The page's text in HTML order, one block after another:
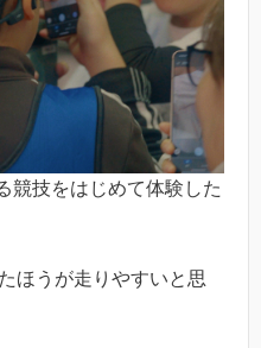
競技をはじめて体験した
ほうが走りやすいと思